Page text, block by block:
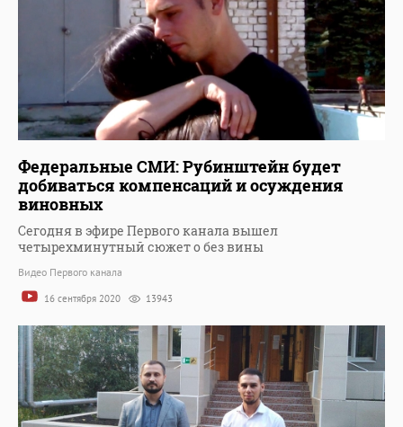
Федеральные СМИ: Рубинштейн будет
добиваться компенсаций и осуждения
виновных
Сегодня в эфире Первого канала вышел
четырехминутный сюжет о без вины
Видео Первого канала
16 сентября 2020 13943